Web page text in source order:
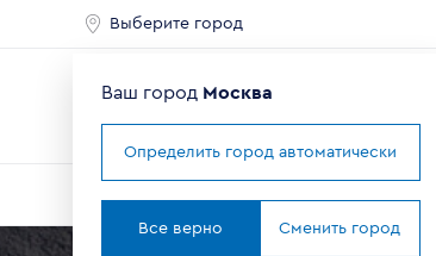
Выберите город
Ведущий мировой
производитель
Ваш город Москва
Определить город автоматически
Все верно Сменить город